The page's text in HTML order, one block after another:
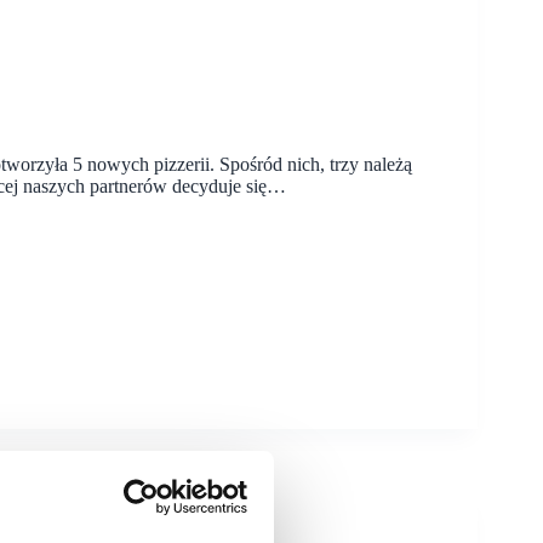
5 nowych pizzerii. Spośród nich, trzy należą
naszych partnerów decyduje się…